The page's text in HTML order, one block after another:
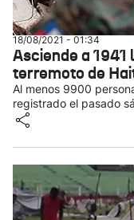
18/08/2021 - 01:34
Asciende a
terremoto de
Al menos 9900
registrado el pasado